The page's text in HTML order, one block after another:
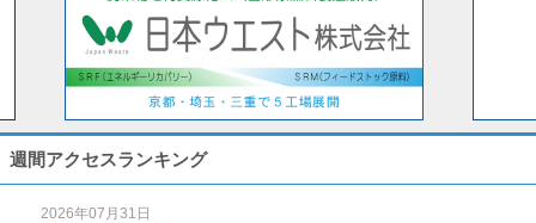
週間アクセスランキング
2026年07月31日